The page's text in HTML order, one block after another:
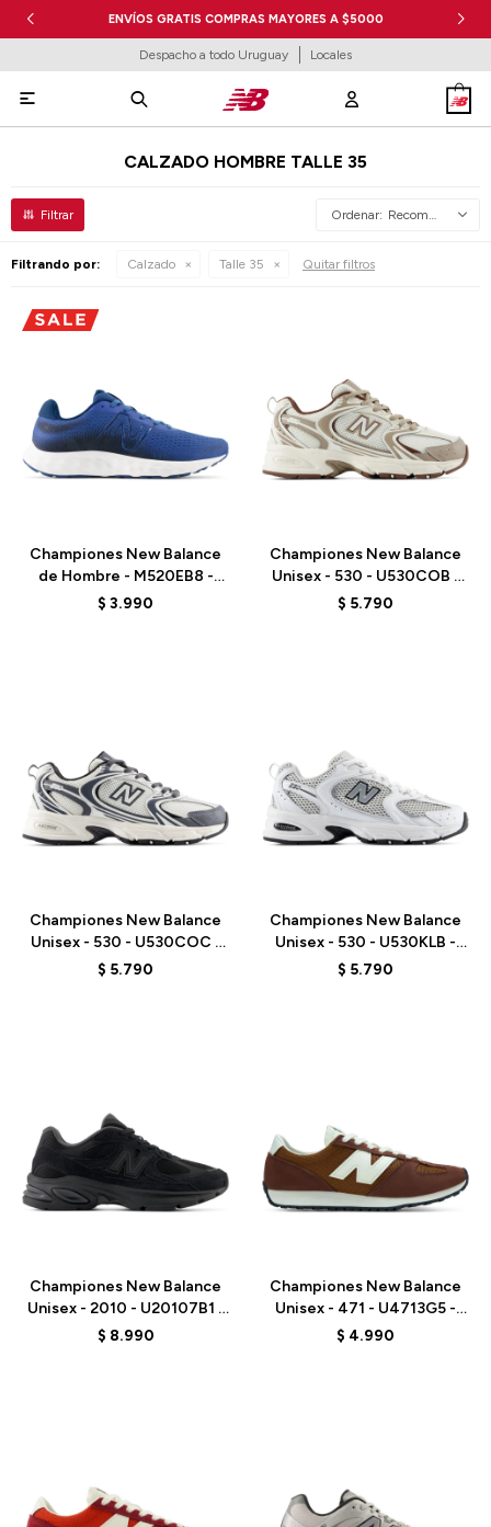
ENVÍOS GRATIS COMPRAS MAYORES A $5000
Despacho a todo Uruguay Locales

CALZADO HOMBRE TALLE 35
Recomendados
Filtrando por: Calzado Talle 35 Quitar filtros
Championes New Balance
de Hombre - M520EB8 -
MARINE BLUE
$ 3.990
Championes New Balance
Unisex - 530 - U530COB -
WHITE
$ 5.790
Championes New Balance
Unisex - 530 - U530COC -
WHITE
$ 5.790
Championes New Balance
Unisex - 530 - U530KLB -
WHITE
$ 5.790
Championes New Balance
Unisex - 2010 - U20107B1 -
BLACK
$ 8.990
Championes New Balance
Unisex - 471 - U4713G5 -
BROWN
$ 4.990